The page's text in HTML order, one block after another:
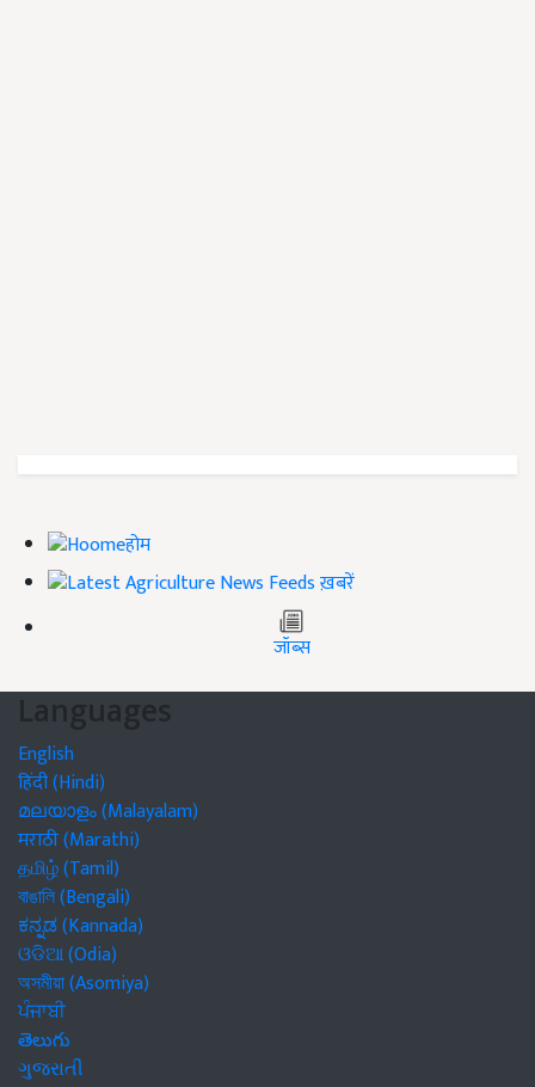
होम
ख़बरें
जॉब्स
Languages
English
हिंदी (Hindi)
മലയാളം (Malayalam)
मराठी (Marathi)
தமிழ் (Tamil)
বাঙালি (Bengali)
ಕನ್ನಡ (Kannada)
ଓଡିଆ (Odia)
অসমীয়া (Asomiya)
ਪੰਜਾਬੀ
తెలుగు
ગુજરાતી